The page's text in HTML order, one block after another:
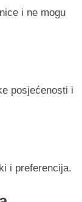
i ne mogu
posjećenosti i
i preferencija.